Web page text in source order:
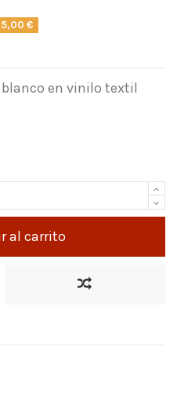
€
en vinilo textil
al carrito